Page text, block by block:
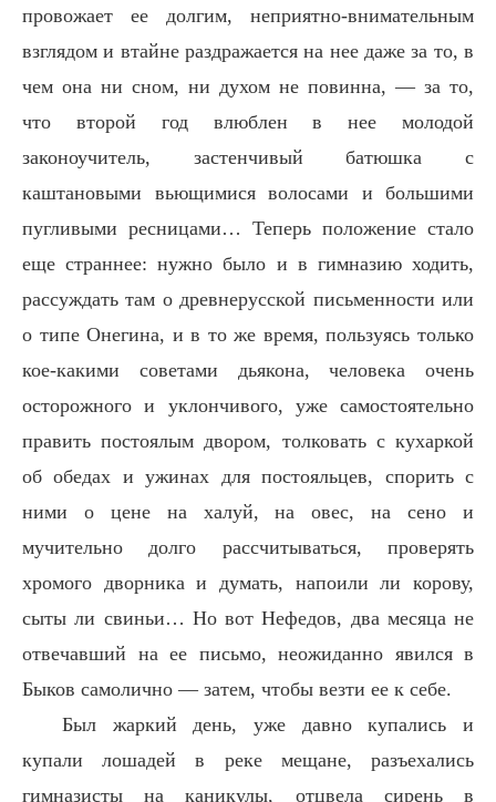
провожает ее долгим, неприятно-внимательным
взглядом и втайне раздражается на нее даже за то, в
чем она ни сном, ни духом не повинна, — за то,
что второй год влюблен в нее молодой
законоучитель, застенчивый батюшка с
каштановыми вьющимися волосами и большими
пугливыми ресницами… Теперь положение стало
еще страннее: нужно было и в гимназию ходить,
рассуждать там о древнерусской письменности или
о типе Онегина, и в то же время, пользуясь только
кое-какими советами дьякона, человека очень
осторожного и уклончивого, уже самостоятельно
править постоялым двором, толковать с кухаркой
об обедах и ужинах для постояльцев, спорить с
ними о цене на халуй, на овес, на сено и
мучительно долго рассчитываться, проверять
хромого дворника и думать, напоили ли корову,
сыты ли свиньи… Но вот Нефедов, два месяца не
отвечавший на ее письмо, неожиданно явился в
Быков самолично — затем, чтобы везти ее к себе.
Был жаркий день, уже давно купались и
купали лошадей в реке мещане, разъехались
гимназисты на каникулы, отцвела сирень в